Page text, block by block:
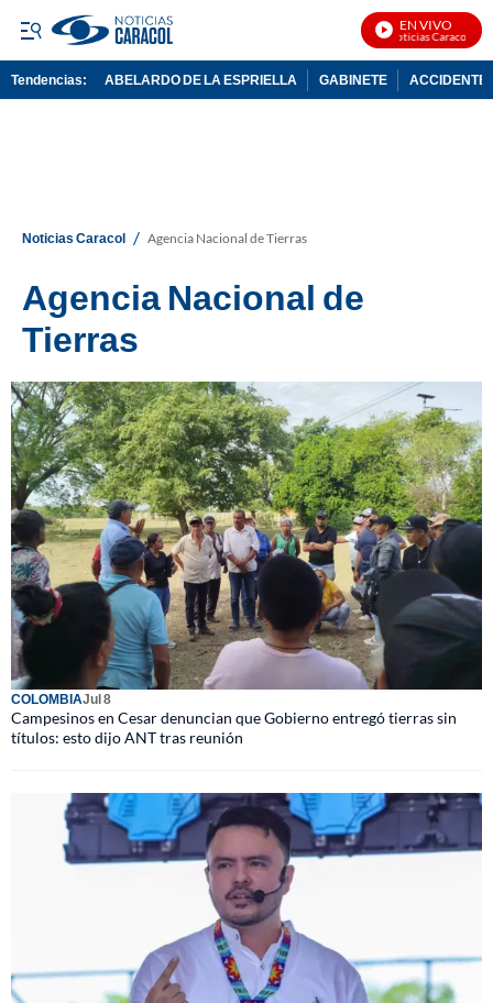
EN VIVO
Noticias Caracol En
Tendencias: ABELARDO DE LA ESPRIELLA GABINETE ACCIDENTE
Noticias Caracol / Agencia Nacional de Tierras
Agencia Nacional de
Tierras
COLOMBIAJul 8
Campesinos en Cesar denuncian que Gobierno entregó tierras sin
títulos: esto dijo ANT tras reunión